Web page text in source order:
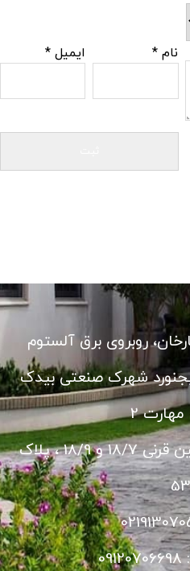
نام* ایمیل *
روبروی برق آلستوم
شهرک صنعتی بیدک
2
دفتر مشهد: بلوار قرنی، بین قرنی 18/7 و 18/9 ، پلاک